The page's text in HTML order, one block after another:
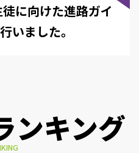
に向けた進路ガイ
いました。
ンキング